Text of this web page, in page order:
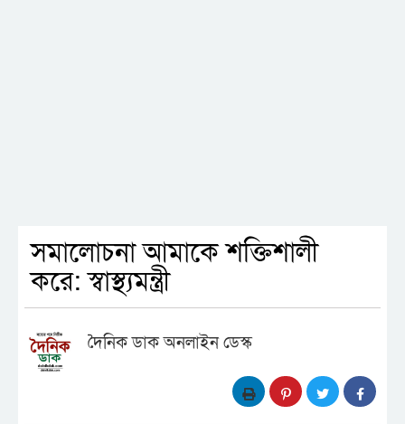
সমালোচনা আমাকে শক্তিশালী
করে: স্বাস্থ্যমন্ত্রী
দৈনিক ডাক অনলাইন ডেস্ক